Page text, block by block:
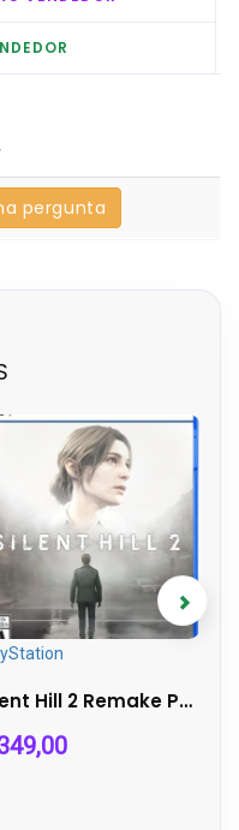
pergunta
Silent Hill 2 Remake PS5 – Mídia Física – Perfeito Est...